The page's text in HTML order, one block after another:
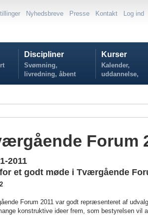
Nyhedsbreve Presse Kontakt Log ind
Discipliner
Svømning,
livredning, åbent
vand...
Kurser
Kalender,
uddannelse,
tilmelding...
Forum
2011
et godt møde i Tværgående
Forum 2011 var godt repræsenteret af
konstruktive ideer frem, som bestyrelsen vil